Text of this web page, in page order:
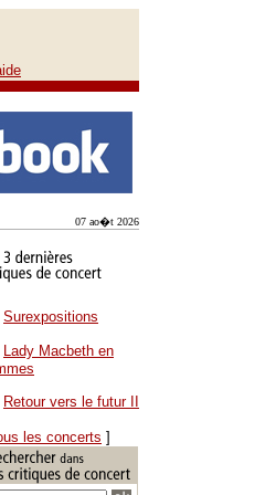
07 ao�t 2026
Surexpositions
Lady Macbeth en
Retour vers le futur II
les concerts ]